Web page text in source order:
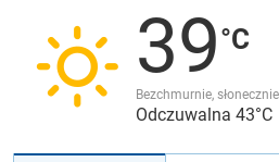
JAKOŚĆ POWIETRZA39
Bezchmurnie, słonecznie
Odczuwalna 43°C